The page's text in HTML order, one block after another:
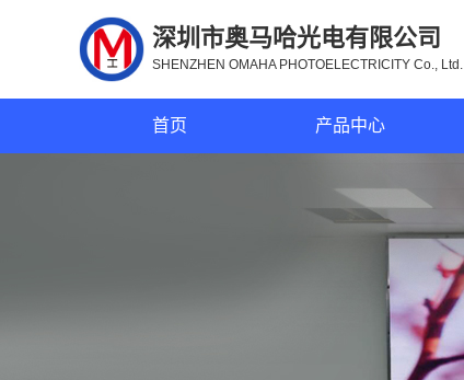
深圳市奥马哈光电有限公司
SHENZHEN OMAHA PHOTOELECTRICITY Co., Ltd.
首页 产品中心